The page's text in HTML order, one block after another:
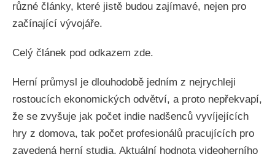
různé články, které jistě budou zajímavé, nejen pro
začínající vývojáře.
Celý článek pod odkazem zde.
Herní průmysl je dlouhodobě jedním z nejrychleji
rostoucích ekonomických odvětví, a proto nepřekvapí,
že se zvyšuje jak počet indie nadšenců vyvíjejících
hry z domova, tak počet profesionálů pracujících pro
zavedená herní studia. Aktuální hodnota videoherního